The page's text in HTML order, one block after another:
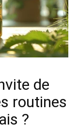
de
routines
?